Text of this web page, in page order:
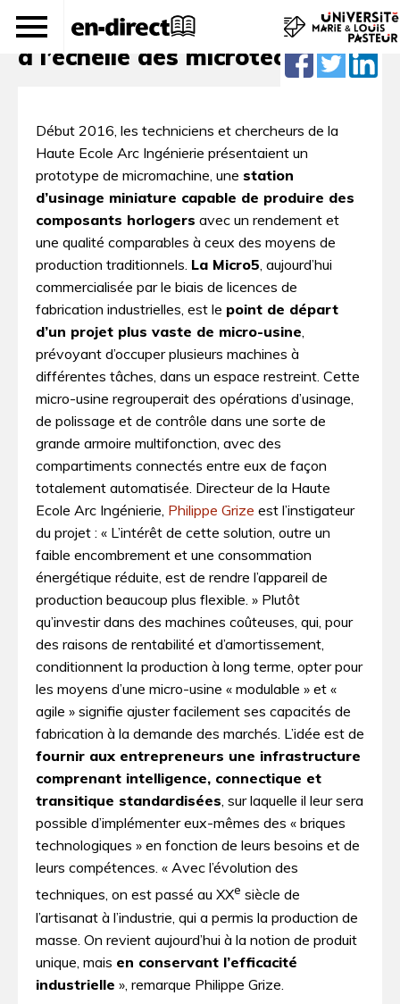
une micro-usine pour se mettre
à l’échelle des microtechniques
Début 2016, les techniciens et chercheurs de la
Haute Ecole Arc Ingénierie présentaient un
prototype de micromachine, une station
d’usinage miniature capable de produire des
composants horlogers avec un rendement et
une qualité comparables à ceux des moyens de
production traditionnels. La Micro5, aujourd’hui
commercialisée par le biais de licences de
fabrication industrielles, est le point de départ
d’un projet plus vaste de micro-usine,
prévoyant d’occuper plusieurs machines à
différentes tâches, dans un espace restreint. Cette
micro-usine regrouperait des opérations d’usinage,
de polissage et de contrôle dans une sorte de
grande armoire multifonction, avec des
compartiments connectés entre eux de façon
totalement automatisée. Directeur de la Haute
Ecole Arc Ingénierie, Philippe Grize est l’instigateur
du projet : « L’intérêt de cette solution, outre un
faible encombrement et une consommation
énergétique réduite, est de rendre l’appareil de
production beaucoup plus flexible. » Plutôt
qu’investir dans des machines coûteuses, qui, pour
des raisons de rentabilité et d’amortissement,
conditionnent la production à long terme, opter pour
les moyens d’une micro-usine « modulable » et «
agile » signifie ajuster facilement ses capacités de
fabrication à la demande des marchés. L’idée est de
fournir aux entrepreneurs une infrastructure
comprenant intelligence, connectique et
transitique standardisées, sur laquelle il leur sera
possible d’implémenter eux-mêmes des « briques
technologiques » en fonction de leurs besoins et de
leurs compétences. « Avec l’évolution des
techniques, on est passé au XXe siècle de
l’artisanat à l’industrie, qui a permis la production de
masse. On revient aujourd’hui à la notion de produit
unique, mais en conservant l’efficacité
industrielle », remarque Philippe Grize.